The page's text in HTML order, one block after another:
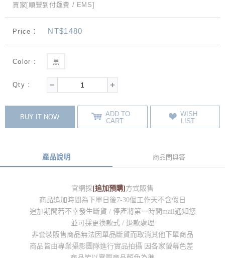
買家[順豐到付運費 / EMS]
Price： NT$1480
Color : 黑
Qty :
BUY IT NOW
ADD TO
CART
WISH
LIST
產品說明 商品問與答
官網採[追加預購]方式販售
商品追加時間為下單日後7-30個工作天不含假日
追加期間若不幸發生斷貨 / 停產將第一時間mail通知您
並可採更換款式 / 退款處理
非套裝販售商品無法因單品斷貨而取消其他下單商品
商品皆由專業攝影團隊進行實品拍攝 因各家螢幕色差